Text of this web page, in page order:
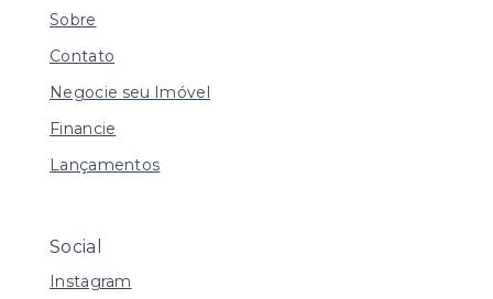
Sobre
Contato
Negocie seu Imóvel
Financie
Lançamentos
Social
Instagram